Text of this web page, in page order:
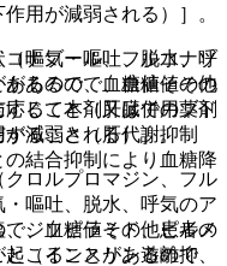
用が減弱される）］。
嘔気・嘔吐、脱水、呼
るので、血糖値その他
ること（肝臓でのブド
減弱される）］。
ロルプロマジン、フル
嘔吐、脱水、呼気のア
、血糖値その他患者の
（インスリン遊離抑
ナゾール、フルコナゾ
あるので、血糖値その
じて本剤又は併用薬剤
ること（肝代謝抑制
の結合抑制により血糖降
ジソピラミド、ピルメ
こることがあるので、